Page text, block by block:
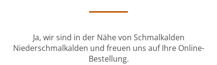
Ja, wir sind in der Nähe von Schmalkalden
Niederschmalkalden und freuen uns auf Ihre Online-
Bestellung.